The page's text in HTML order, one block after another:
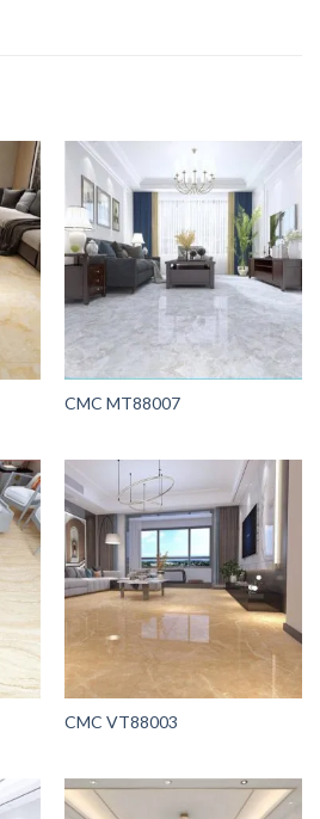
CMC MT88007
CMC VT88003